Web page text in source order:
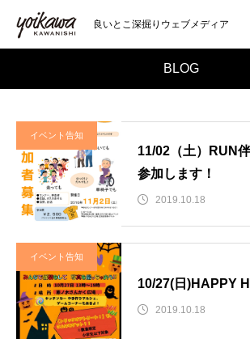
良いとこ深掘りウェブメディア
BLOG
イベント告知
11/02（土）RUN
参加します！
2019.10.18
イベント告知
10/27(日)HAPPY
2019.10.18